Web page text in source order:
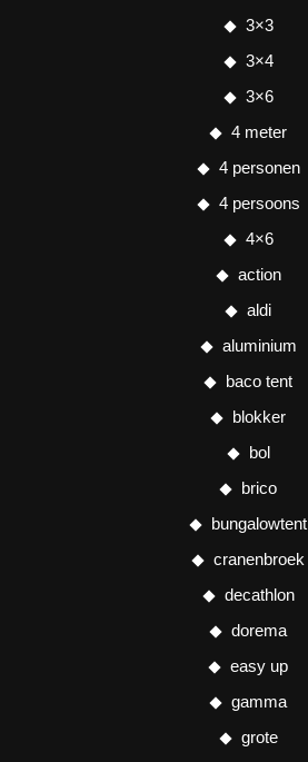
3×3
3×4
3×6
4 meter
4 personen
4 persoons
4×6
action
aldi
aluminium
baco tent
blokker
bol
brico
bungalowtent
cranenbroek
decathlon
dorema
easy up
gamma
grote